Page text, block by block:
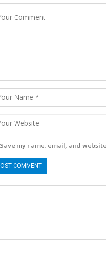
Save my name, email, and